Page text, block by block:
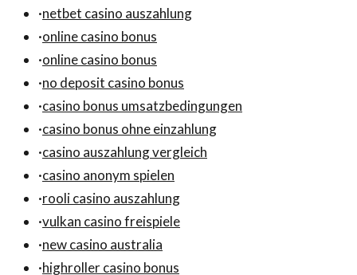
·netbet casino auszahlung
·online casino bonus
·online casino bonus
·no deposit casino bonus
·casino bonus umsatzbedingungen
·casino bonus ohne einzahlung
·casino auszahlung vergleich
·casino anonym spielen
·rooli casino auszahlung
·vulkan casino freispiele
·new casino australia
·highroller casino bonus